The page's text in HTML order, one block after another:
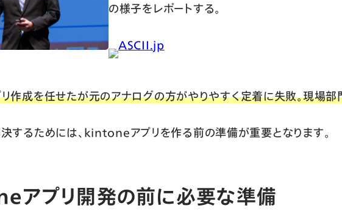
の様子をレポートする。
ASCII.jp
作成を任せたが元のアナログの方がやりやすく定着に失敗。現場部
するためには、kintoneアプリを作る前の準備が重要となります。
アプリ開発の前に必要な準備